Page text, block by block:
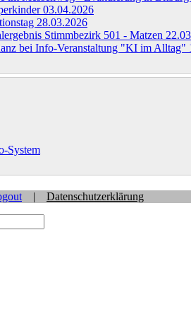
03.04.2026
28.03.2026
Stimmbezirk 501 - Matzen
bei Info-Veranstaltung "KI im Alltag"
System
| Datenschutzerklärung